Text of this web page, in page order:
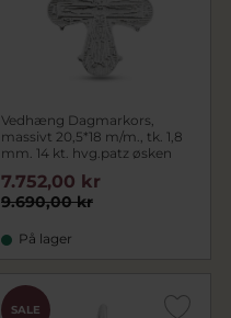
Vedhæng Dagmarkors,
massivt 20,5*18 m/m., tk. 1,8
mm. 14 kt. hvg.patz øsken
9.690,00 kr
7.752,00 kr
På lager
SALE